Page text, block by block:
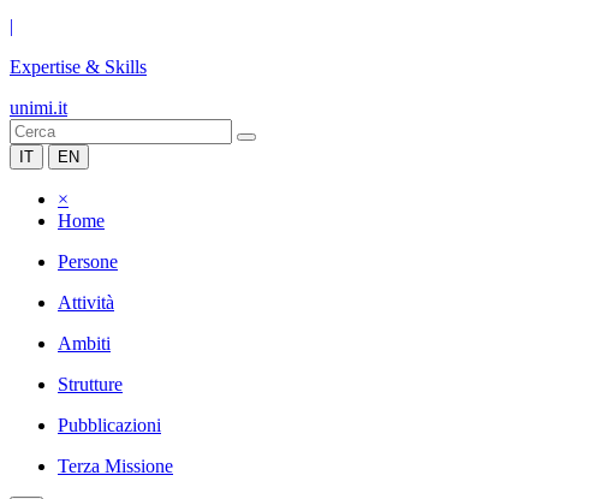
|
Expertise & Skills
unimi.it
IT EN
×
Home
Persone
Attività
Ambiti
Strutture
Pubblicazioni
Terza Missione